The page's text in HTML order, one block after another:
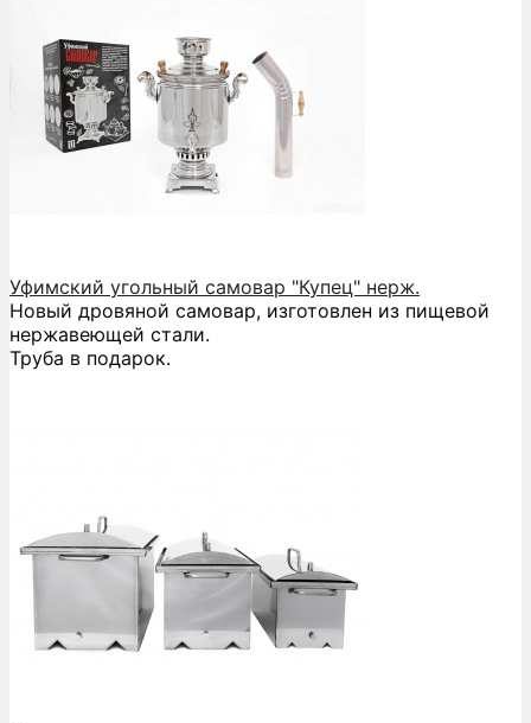
Уфимский угольный самовар "Купец" нерж.
Новый дровяной самовар, изготовлен из пищевой
нержавеющей стали.
Труба в подарок.